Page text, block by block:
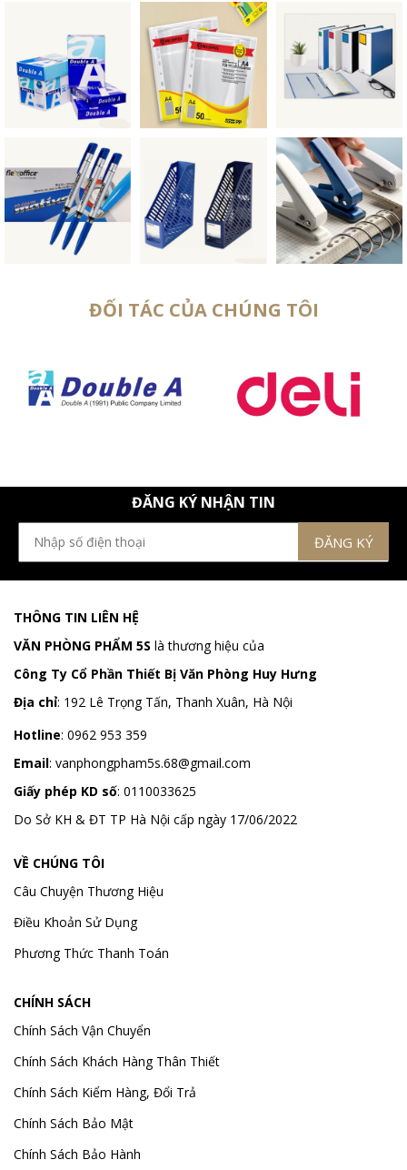
ĐỐI TÁC CỦA CHÚNG TÔI
ĐĂNG KÝ NHẬN TIN
THÔNG TIN LIÊN HỆ
VĂN PHÒNG PHẨM 5S là thương hiệu của
Công Ty Cổ Phần Thiết Bị Văn Phòng Huy Hưng
Địa chỉ: 192 Lê Trọng Tấn, Thanh Xuân, Hà Nội
Hotline: 0962 953 359
Email: vanphongpham5s.68@gmail.com
Giấy phép KD số: 0110033625
Do Sở KH & ĐT TP Hà Nội cấp ngày 17/06/2022
VỀ CHÚNG TÔI
Câu Chuyện Thương Hiệu
Điều Khoản Sử Dụng
Phương Thức Thanh Toán
CHÍNH SÁCH
Chính Sách Vận Chuyển
Chính Sách Khách Hàng Thân Thiết
Chính Sách Kiểm Hàng, Đổi Trả
Chính Sách Bảo Mật
Chính Sách Bảo Hành